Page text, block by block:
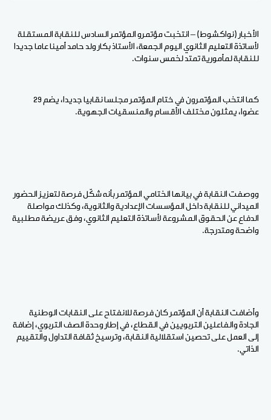
الأخبار (نواكشوط) – انتخبت مؤتمرو المؤتمر السادس للنقابة المستقلة
لأساتذة التعليم الثانوي اليوم الجمعة، الأستاذ بكار ولد حامد أمينا عاما جديدا
للنقابة لمأمورية تمتد لخمس سنوات.
كما انتخب المؤتمرون في ختام المؤتمر مجلسا نقابيا جديدا، يضم 29
عضوا، يمثلون مختلف الأقسام والمنسقيات الجهوية.
ووصفت النقابة في بيانها الختامي المؤتمر بأنه شكّل فرصة لتعزيز الحضور
الميداني للنقابة داخل المؤسسات الإعدادية والثانوية، وكذلك مواصلة
الدفاع عن الحقوق المشروعة لأساتذة التعليم الثانوي، وفق عريضة مطلبية
واضحة ومتدرجة.
وأضافت النقابة أن المؤتمر كان فرصة للانفتاح على النقابات الوطنية
الجادة والفاعلين التربويين في القطاع، في إطار وحدة الصف التربوي، إضافة
إلى العمل على تحصين استقلالية النقابة، وترسيخ ثقافة التداول والتقييم
الذاتي.